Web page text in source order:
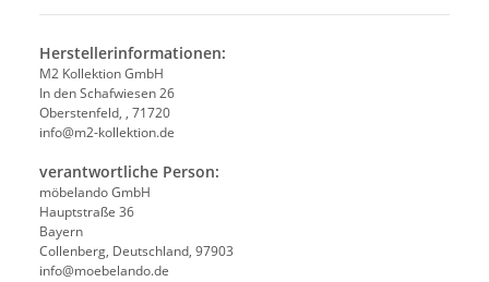
Herstellerinformationen:
M2 Kollektion GmbH
In den Schafwiesen 26
Oberstenfeld, , 71720
info@m2-kollektion.de
verantwortliche Person:
möbelando GmbH
Hauptstraße 36
Bayern
Collenberg, Deutschland, 97903
info@moebelando.de